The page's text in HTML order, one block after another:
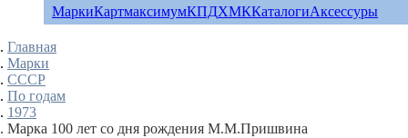
МаркиКартмаксимумКПДХМККаталогиАксессуры
Главная
Марки
СССР
По годам
1973
Марка 100 лет со дня рождения М.М.Пришвина